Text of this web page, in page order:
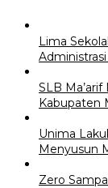
Lima
SLB
Kabupaten
Unima
Menyusun
Zero